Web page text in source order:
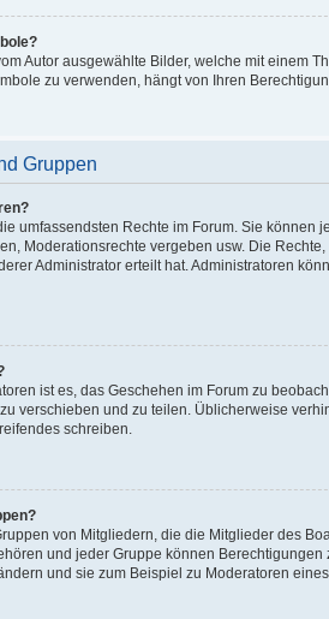
Autor ausgewählte Bilder, welche mit einem
zu verwenden, hängt von Ihren
Gruppen
umfassendsten Rechte im Forum. Sie können
Moderationsrechte vergeben usw. Die
Administrator erteilt hat. Administratoren
ist es, das Geschehen im Forum zu
verschieben und zu teilen. Üblicherweise
schreiben.
von Mitgliedern, die die Mitglieder des
und jeder Gruppe können
und sie zum Beispiel zu Moderatoren